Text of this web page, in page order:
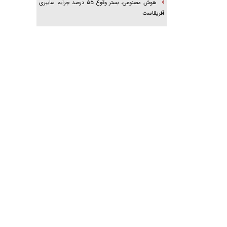
هوش مصنوعی، بستر وقوع ۵۵ درصد جرایم سایبری
آفریقاست